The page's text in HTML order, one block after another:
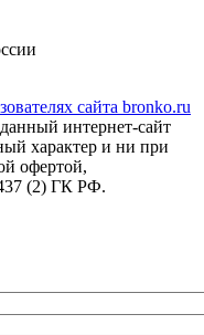
сайта bronko.ru
интернет-сайт
характер и ни при
офертой,
(2) ГК РФ.